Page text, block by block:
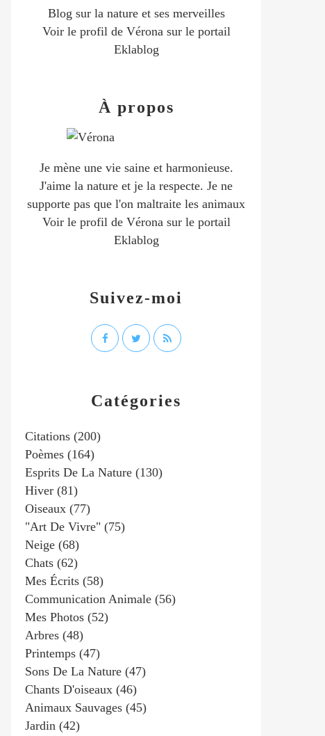
Catégories
Citations (200)
Poèmes (164)
Esprits De La Nature (130)
Hiver (81)
Oiseaux (77)
"art De Vivre" (75)
Neige (68)
Chats (62)
Mes Écrits (58)
Communication Animale (56)
Mes Photos (52)
Arbres (48)
Printemps (47)
Sons De La Nature (47)
Chants D'oiseaux (46)
Animaux Sauvages (45)
Jardin (42)
Blog sur la nature et ses merveilles
Voir le profil de Véronasur le portail
Eklablog
Suivez-moi
À propos
Je mène une vie saine et harmonieuse.
J'aime la nature et je la respecte. Je ne
supporte pas que l'on maltraite les animaux
Voir le profil de Véronasur le portail
Eklablog